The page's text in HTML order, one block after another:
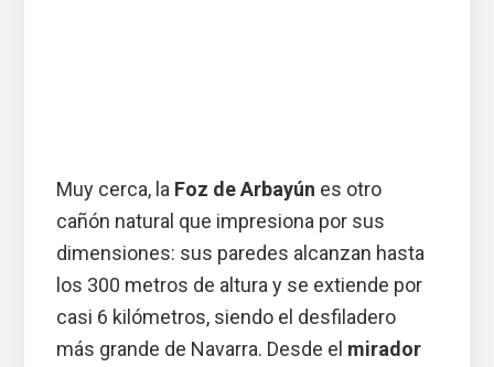
Muy cerca, la Foz de Arbayún es otro
cañón natural que impresiona por sus
dimensiones: sus paredes alcanzan hasta
los 300 metros de altura y se extiende por
casi 6 kilómetros, siendo el desfiladero
más grande de Navarra. Desde el mirador